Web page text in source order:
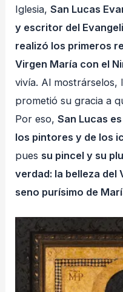
Iglesia,San Lucas
y escritor del
realizó los primeros
Virgen María con el
vivía. Al mostrárselos,
prometió su gracia a
Por eso,San Lucas
los pintores y de los
pues su pincel y su
verdad: la belleza del
seno purísimo de